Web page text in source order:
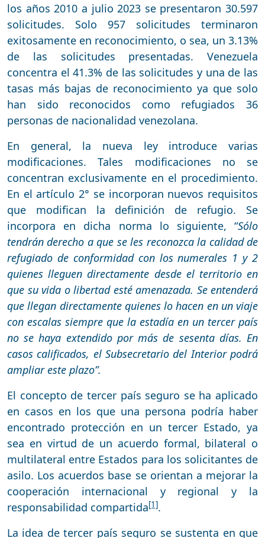
los años 2010 a julio 2023 se presentaron 30.597
solicitudes. Solo 957 solicitudes terminaron
exitosamente en reconocimiento, o sea, un 3.13%
de las solicitudes presentadas. Venezuela
concentra el 41.3% de las solicitudes y una de las
tasas más bajas de reconocimiento ya que solo
han sido reconocidos como refugiados 36
personas de nacionalidad venezolana.
En general, la nueva ley introduce varias
modificaciones. Tales modificaciones no se
concentran exclusivamente en el procedimiento.
En el artículo 2° se incorporan nuevos requisitos
que modifican la definición de refugio. Se
incorpora en dicha norma lo siguiente, “Sólo
tendrán derecho a que se les reconozca la calidad de
refugiado de conformidad con los numerales 1 y 2
quienes lleguen directamente desde el territorio en
que su vida o libertad esté amenazada. Se entenderá
que llegan directamente quienes lo hacen en un viaje
con escalas siempre que la estadía en un tercer país
no se haya extendido por más de sesenta días. En
casos calificados, el Subsecretario del Interior podrá
ampliar este plazo”.
El concepto de tercer país seguro se ha aplicado
en casos en los que una persona podría haber
encontrado protección en un tercer Estado, ya
sea en virtud de un acuerdo formal, bilateral o
multilateral entre Estados para los solicitantes de
asilo. Los acuerdos base se orientan a mejorar la
cooperación internacional y regional y la
responsabilidad compartida[1].
La idea de tercer país seguro se sustenta en que